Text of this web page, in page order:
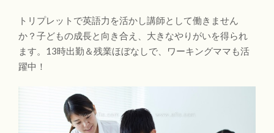
トリプレットで英語力を活かし講師として働きません
か？子どもの成長と向き合え、大きなやりがいを得られ
ます。13時出勤＆残業ほぼなしで、ワーキングママも活
躍中！